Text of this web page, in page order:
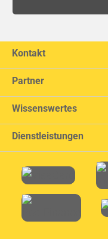
Kontakt
Partner
Wissenswertes
Dienstleistungen